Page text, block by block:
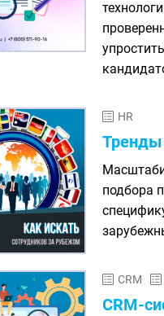
HR
Тренды
подбора
CRM
CRM-